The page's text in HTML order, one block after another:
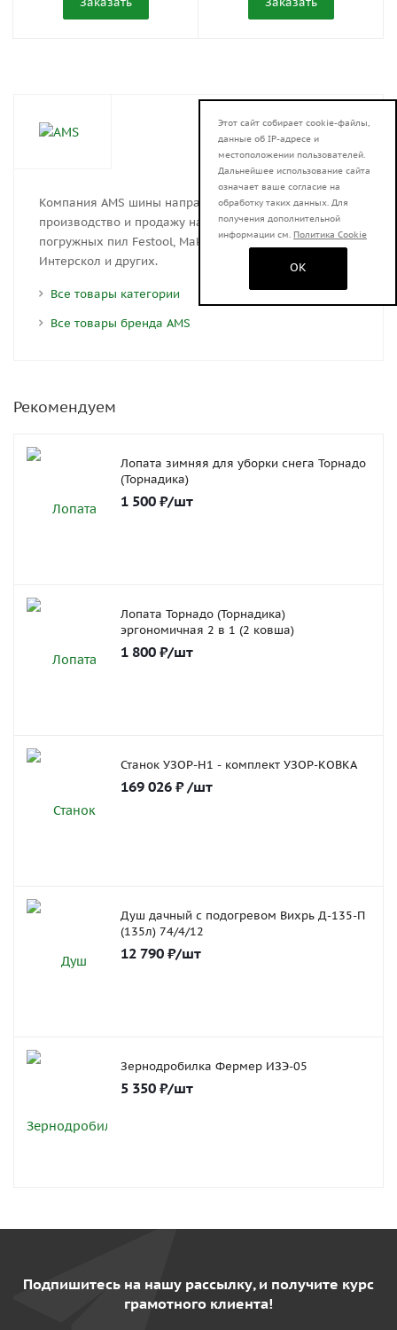
Компания AMS шины направляющие осуществляет
производство и продажу направляющих шин для
погружных пил Festool, Makita, Bosch, DeWalt, Зубр,
Интерскол и других.
Все товары категории
Все товары бренда AMS
Рекомендуем
Лопата зимняя для уборки снега Торнадо
(Торнадика)
1 500 ₽/шт
Лопата Торнадо (Торнадика)
эргономичная 2 в 1 (2 ковша)
1 800 ₽/шт
Станок УЗОР-Н1 - комплект УЗОР-КОВКА
169 026 ₽ /шт
Душ дачный с подогревом Вихрь Д-135-П
(135л) 74/4/12
12 790 ₽/шт
Зернодробилка Фермер ИЗЭ-05
5 350 ₽/шт
Подпишитесь на нашу рассылку, и получите курс
грамотного клиента!
Этот сайт собирает cookie-файлы,
данные об IP-адресе и
местоположении пользователей.
Дальнейшее использование сайта
означает ваше согласие на
обработку таких данных. Для
получения дополнительной
информации см. Политика Cookie
OK